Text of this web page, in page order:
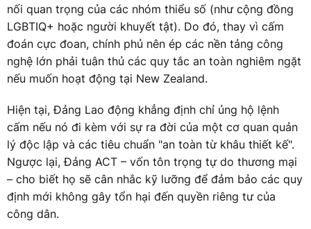
nối quan trọng của các nhóm thiểu số (như cộng đồng
LGBTIQ+ hoặc người khuyết tật). Do đó, thay vì cấm
đoán cực đoan, chính phủ nên ép các nền tảng công
nghệ lớn phải tuân thủ các quy tắc an toàn nghiêm ngặt
nếu muốn hoạt động tại New Zealand.
Hiện tại, Đảng Lao động khẳng định chỉ ủng hộ lệnh
cấm nếu nó đi kèm với sự ra đời của một cơ quan quản
lý độc lập và các tiêu chuẩn "an toàn từ khâu thiết kế".
Ngược lại, Đảng ACT – vốn tôn trọng tự do thương mại
– cho biết họ sẽ cân nhắc kỹ lưỡng để đảm bảo các quy
định mới không gây tổn hại đến quyền riêng tư của
công dân.